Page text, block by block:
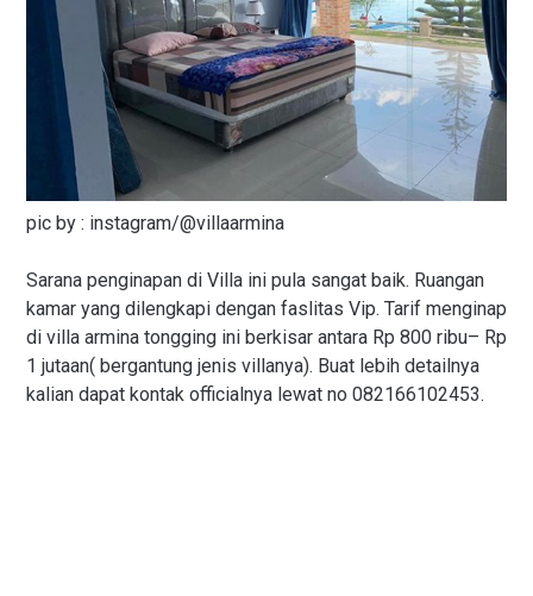
pic by : instagram/@villaarmina
Sarana penginapan di Villa ini pula sangat baik. Ruangan
kamar yang dilengkapi dengan faslitas Vip. Tarif menginap
di villa armina tongging ini berkisar antara Rp 800 ribu– Rp
1 jutaan( bergantung jenis villanya). Buat lebih detailnya
kalian dapat kontak officialnya lewat no 082166102453.